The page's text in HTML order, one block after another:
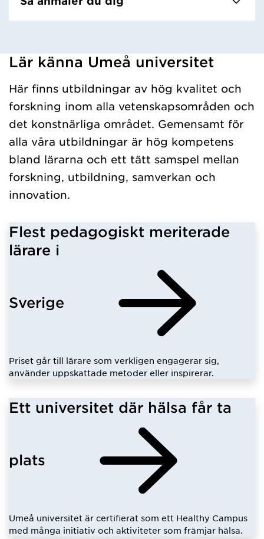
Har hämtat kursochkurspaket.
Lär känna Umeå universitet
Här finns utbildningar av hög kvalitet och
forskning inom alla vetenskapsområden och
det konstnärliga området. Gemensamt för
alla våra utbildningar är hög kompetens
bland lärarna och ett tätt samspel mellan
forskning, utbildning, samverkan och
innovation.
Flest pedagogiskt meriterade
lärare i
Sverige
Priset går till lärare som verkligen engagerar sig,
använder uppskattade metoder eller inspirerar.
Ett universitet där hälsa får ta
plats
Umeå universitet är certifierat som ett Healthy Campus
med många initiativ och aktiviteter som främjar hälsa.